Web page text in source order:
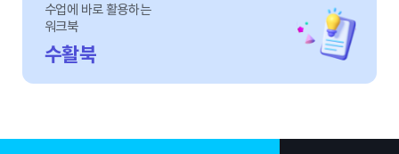
수업에 바로 활용하는
워크북
수활북